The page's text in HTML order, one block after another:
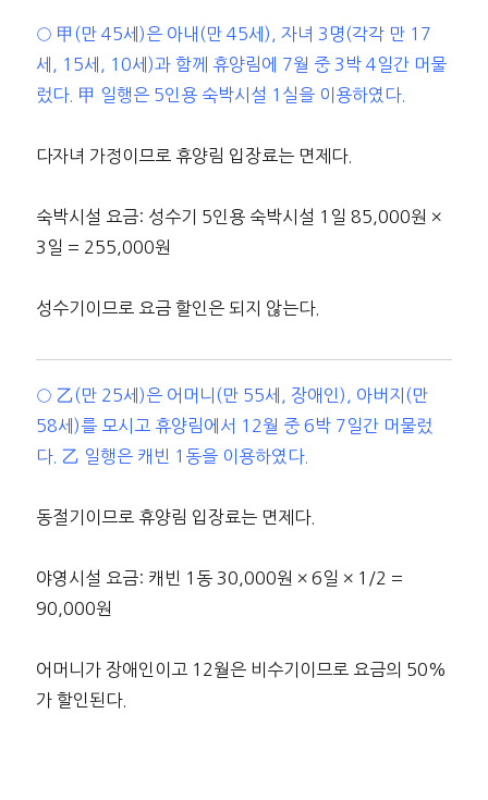
○ 甲(만 45세)은 아내(만 45세), 자녀 3명(각각 만 17
세, 15세, 10세)과 함께 휴양림에 7월 중 3박 4일간 머물
렀다. 甲 일행은 5인용 숙박시설 1실을 이용하였다.
다자녀 가정이므로 휴양림 입장료는 면제다.
숙박시설 요금: 성수기 5인용 숙박시설 1일 85,000원 ×
3일 = 255,000원
성수기이므로 요금 할인은 되지 않는다.
○ 乙(만 25세)은 어머니(만 55세, 장애인), 아버지(만
58세)를 모시고 휴양림에서 12월 중 6박 7일간 머물렀
다. 乙 일행은 캐빈 1동을 이용하였다.
동절기이므로 휴양림 입장료는 면제다.
야영시설 요금: 캐빈 1동 30,000원 × 6일 × 1/2 =
90,000원
어머니가 장애인이고 12월은 비수기이므로 요금의 50%
가 할인된다.